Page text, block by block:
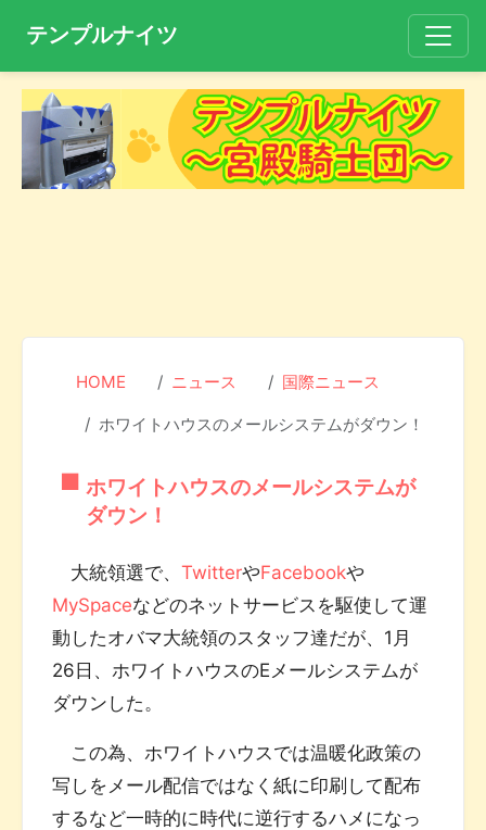
テンプルナイツ
HOME ニュース 国際ニュース
ホワイトハウスのメールシステムがダウン！
ホワイトハウスのメールシステムが
ダウン！
大統領選で、TwitterやFacebookや
MySpaceなどのネットサービスを駆使して運
動したオバマ大統領のスタッフ達だが、1月
26日、ホワイトハウスのEメールシステムが
ダウンした。
この為、ホワイトハウスでは温暖化政策の
写しをメール配信ではなく紙に印刷して配布
するなど一時的に時代に逆行するハメになっ